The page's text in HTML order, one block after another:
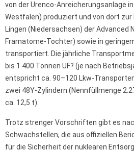
von der Urenco-Anreicherungsanlage
Westfalen) produziert und von dort
Lingen (Niedersachsen) der Advanced
Framatome-Tochter) sowie in
transportiert. Die jährliche
bis 1.400 Tonnen UF? (je nach
entspricht ca. 90–120 Lkw-
zwei 48Y-Zylindern (Nennfüllmenge
ca. 12,5 t).
Trotz strenger Vorschriften gibt es
Schwachstellen, die aus offiziellen
für die Sicherheit der nuklearen